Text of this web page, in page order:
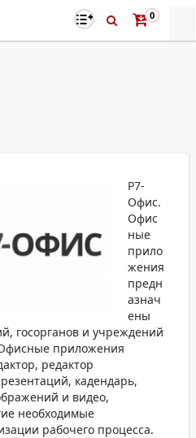
0
Р7-
Офис.
Офис
ные
прило
жения
предн
азнач
ены
госорганов и учреждений
приложения
редактор
кадендарь,
и видео,
необходимые
рабочего процесса.